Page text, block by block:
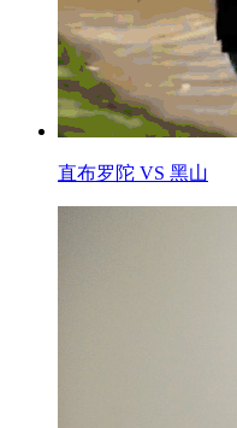
直布罗陀 VS 黑山